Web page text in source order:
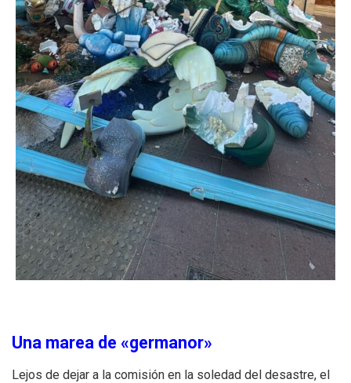
Una marea de «germanor»
Lejos de dejar a la comisión en la soledad del desastre, el